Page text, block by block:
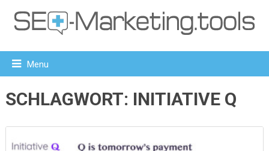
Menu
SCHLAGWORT: INITIATIVE Q